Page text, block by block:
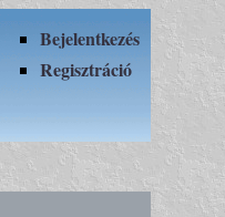
Bejelentkezés
Regisztráció